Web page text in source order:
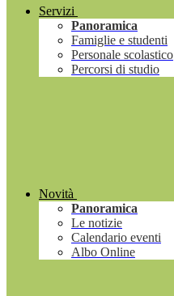
Servizi
Panoramica
Famiglie e studenti
Personale scolastico
Percorsi di studio
Novità
Panoramica
Le notizie
Calendario eventi
Albo Online